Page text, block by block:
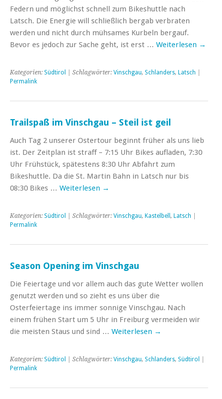
Federn und möglichst schnell zum Bikeshuttle nach
Latsch. Die Energie will schließlich bergab verbraten
werden und nicht durch mühsames Kurbeln bergauf.
Bevor es jedoch zur Sache geht, ist erst … Weiterlesen →
Kategorien: Südtirol | Schlagwörter: Vinschgau, Schlanders, Latsch
Permalink
Trailspaß im Vinschgau – Steil ist geil
Auch Tag 2 unserer Ostertour beginnt früher als uns lieb
ist. Der Zeitplan ist straff – 7:15 Uhr Bikes aufladen, 7:30
Uhr Frühstück, spätestens 8:30 Uhr Abfahrt zum
Bikeshuttle. Da die St. Martin Bahn in Latsch nur bis
08:30 Bikes … Weiterlesen →
Kategorien: Südtirol | Schlagwörter: Vinschgau, Kastelbell , Latsch
Permalink
Season Opening im Vinschgau
Die Feiertage und vor allem auch das gute Wetter wollen
genutzt werden und so zieht es uns über die
Osterfeiertage ins immer sonnige Vinschgau. Nach
einem frühen Start um 5 Uhr in Freiburg vermeiden wir
die meisten Staus und sind … Weiterlesen →
Kategorien: Südtirol | Schlagwörter: Vinschgau, Schlanders, Südtirol
Permalink